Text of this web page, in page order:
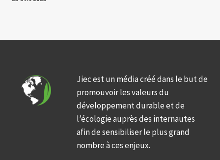
Jiec est un média créé dans le but de
promouvoir les valeurs du
développement durable et de
l’écologie auprès des internautes
afin de sensibiliser le plus grand
nombre à ces enjeux.